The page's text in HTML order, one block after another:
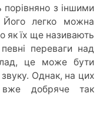
порівняно з іншими
Його легко можна
як їх ще називають
переваги над
це може бути
Однак, на цих
вже добряче так